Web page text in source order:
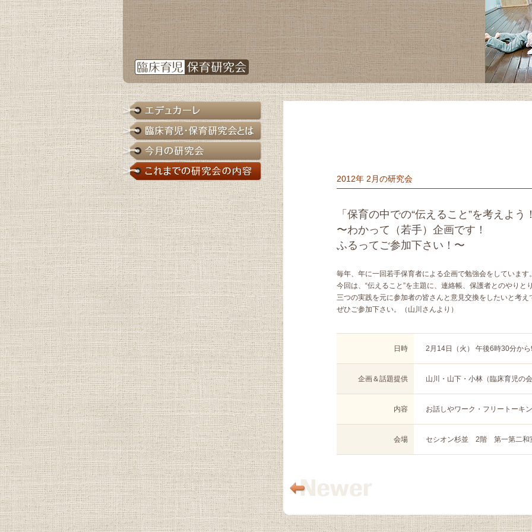
2012年 2月の研究会
「保育の中での“伝えること”を考えよう
〜わかって（若手）企画です！
ふるってご参加下さい！〜
毎年、年に一回若手保育者による企画で勉強会をしています
今回は、“伝えること”を主題に、連絡帳、保護者とのやりと
三つの実践を元に参加者の皆さんと意見交換をしたいと考え
ぜひご参加下さい。（山川さんより）
日時 2月14日（火） 午後6時30分か
企画＆話題提供 山川・山下・小林（臨床育児の
内容 お話しやワーク・フリートーキ
会場 セシオン杉並 2階 第一第二和